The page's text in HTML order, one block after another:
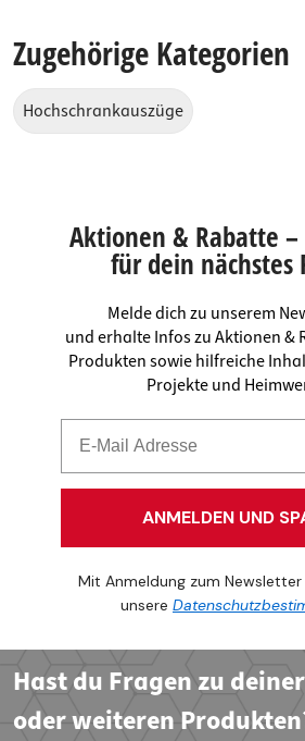
Zugehörige Kategorien
Hochschrankauszüge
Aktionen & Rabatte
für dein nächstes
Melde dich zu unserem
und erhalte Infos zu Aktionen &
Produkten sowie hilfreiche
Projekte und
ANMELDEN UND
Mit Anmeldung zum
unsere
Hast du Fragen zu
oder weiteren